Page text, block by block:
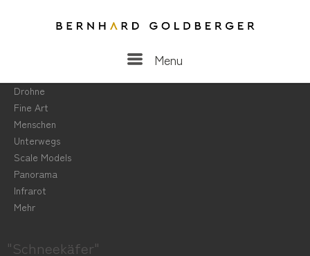
Menu
Drohne
Fine Art
Menschen
Unterwegs
Scale Models
Panorama
Infrarot
Mehr
"Schneekäfer"